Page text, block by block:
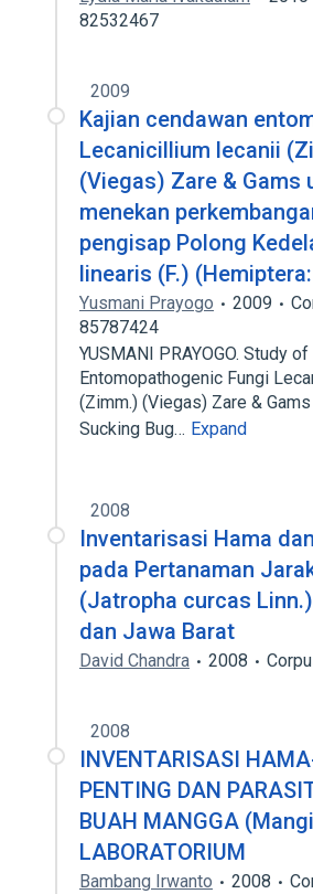
82532467
2009
Kajian cendawan
Lecanicillium lecanii
(Viegas) Zare & Gams
menekan
pengisap Polong
linearis (F.)
Yusmani Prayogo 2009
85787424
YUSMANI PRAYOGO. Study of
Entomopathogenic Fungi
(Zimm.) (Viegas) Zare &
Sucking Bug… Expand
2008
Inventarisasi Hama
pada Pertanaman
(Jatropha curcas
dan Jawa Barat
David Chandra 2008
2008
INVENTARISASI
PENTING DAN
BUAH MANGGA
LABORATORIUM
Bambang Irwanto 2008